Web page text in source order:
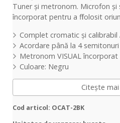
Tuner și metronom. Microfon și
încorporat pentru a fi folosit
Complet cromatic și calibrabil
Acordare până la 4 semitonuri
Metronom VISUAL încorporat
Culoare: Negru
Citește
Cod articol: OCAT-2BK